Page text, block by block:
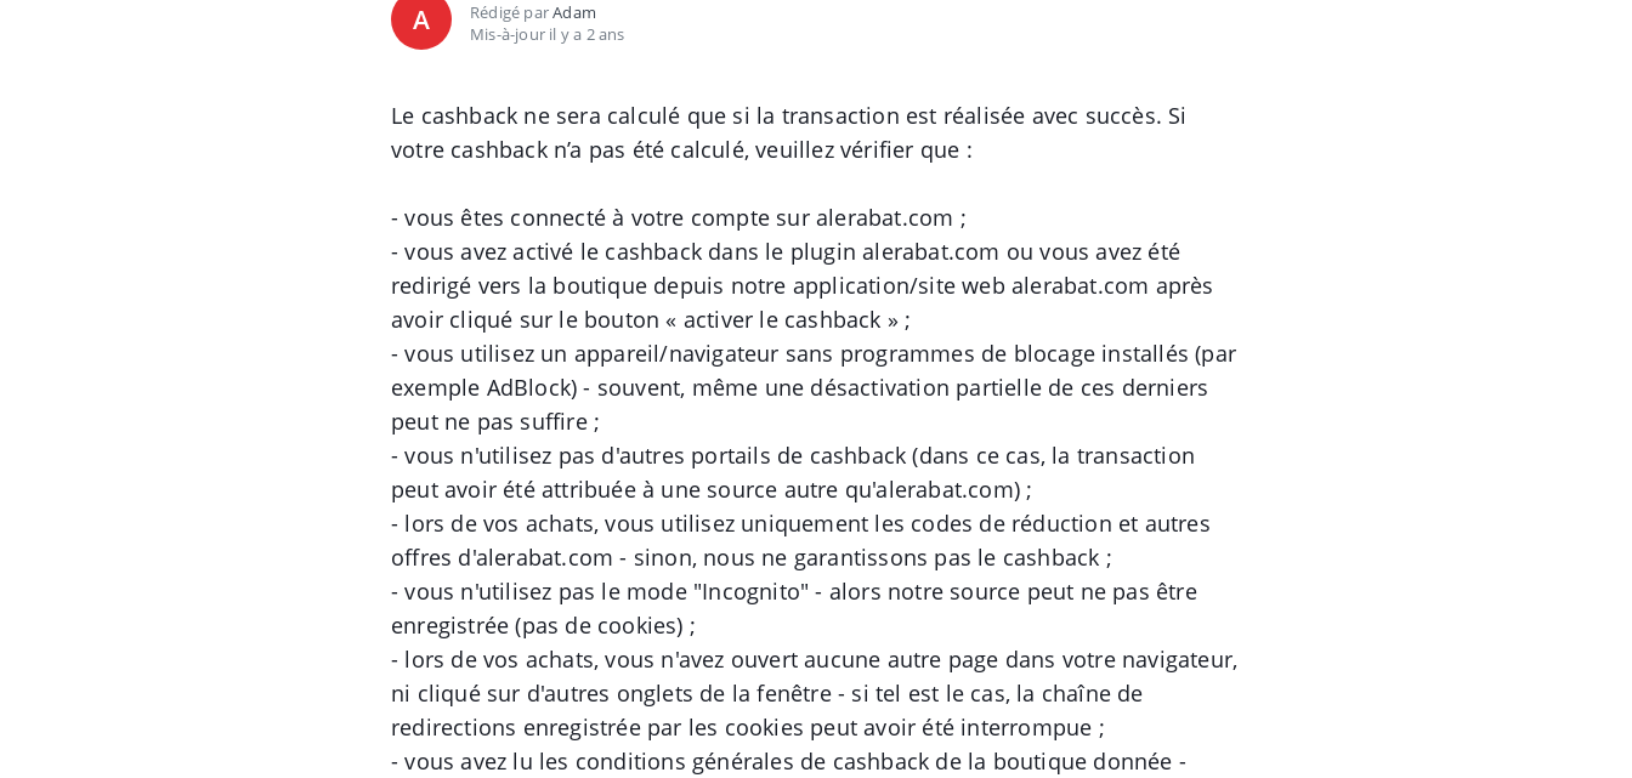
A Rédigé parAdam
Mis-à-jour il y a 2 ans
Le cashback ne sera calculé que si la transaction est réalisée avec succès. Si
votre cashback n’a pas été calculé, veuillez vérifier que :
- vous êtes connecté à votre compte sur alerabat.com ;
- vous avez activé le cashback dans le plugin alerabat.com ou vous avez été
redirigé vers la boutique depuis notre application/site web alerabat.com après
avoir cliqué sur le bouton « activer le cashback » ;
- vous utilisez un appareil/navigateur sans programmes de blocage installés (par
exemple AdBlock) - souvent, même une désactivation partielle de ces derniers
peut ne pas suffire ;
- vous n'utilisez pas d'autres portails de cashback (dans ce cas, la transaction
peut avoir été attribuée à une source autre qu'alerabat.com) ;
- lors de vos achats, vous utilisez uniquement les codes de réduction et autres
offres d'alerabat.com - sinon, nous ne garantissons pas le cashback ;
- vous n'utilisez pas le mode "Incognito" - alors notre source peut ne pas être
enregistrée (pas de cookies) ;
- lors de vos achats, vous n'avez ouvert aucune autre page dans votre navigateur,
ni cliqué sur d'autres onglets de la fenêtre - si tel est le cas, la chaîne de
redirections enregistrée par les cookies peut avoir été interrompue ;
- vous avez lu les conditions générales de cashback de la boutique donnée -